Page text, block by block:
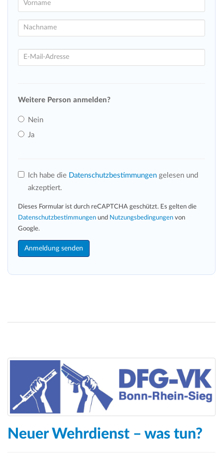
Weitere Person anmelden?
Nein
Ja
Ich habe die Datenschutzbestimmungen gelesen und
akzeptiert.
Dieses Formular ist durch reCAPTCHA geschützt. Es gelten die
Datenschutzbestimmungen und Nutzungsbedingungen von
Google.
Neuer Wehrdienst – was tun?